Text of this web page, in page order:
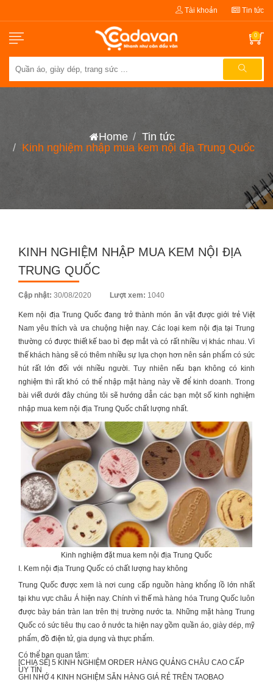
Tài khoản Tin tức
0
Home
Tin tức
Kinh nghiệm nhập mua kem nội địa Trung Quốc
KINH NGHIỆM NHẬP MUA KEM NỘI ĐỊA
TRUNG QUỐC
Cập nhật: Posted
30/08/2020 Lượt xem: 1040
Kem nội địa Trung Quốc đang trở thành món ăn vặt được giới trẻ Việt
Nam yêu thích và ưa chuộng hiện nay. Các loại kem nội địa tại Trung
thường có được thiết kế bao bì đẹp mắt và có rất nhiều vị khác nhau. Vì
thế khách hàng sẽ có thêm nhiều sự lựa chọn hơn nên sản phẩm có sức
hút rất lớn đối với nhiều người. Tuy nhiên nếu bạn không có kinh
nghiệm thì rất khó có thể nhập mặt hàng này về để kinh doanh. Trong
bài viết dưới đây chúng tôi sẽ hướng dẫn các bạn một số kinh nghiệm
nhập mua kem nội địa Trung Quốc chất lượng nhất.
Kinh nghiệm đặt mua kem nội địa Trung Quốc
I. Kem nội địa Trung Quốc có chất lượng hay không
Trung Quốc được xem là nơi cung cấp nguồn hàng khổng lồ lớn nhất
tại khu vực châu Á hiện nay. Chính vì thế mà hàng hóa Trung Quốc luôn
được bày bán tràn lan trên thị trường nước ta. Những mặt hàng Trung
Quốc có sức tiêu thụ cao ở nước ta hiện nay gồm quần áo, giày dép, mỹ
phẩm, đồ điện tử, gia dụng và thực phẩm.
Có thể bạn quan tâm:
[CHIA SẺ] 5 KINH NGHIỆM ORDER HÀNG QUẢNG CHÂU CAO CẤP
UY TÍN
GHI NHỚ 4 KINH NGHIỆM SĂN HÀNG GIÁ RẺ TRÊN TAOBAO